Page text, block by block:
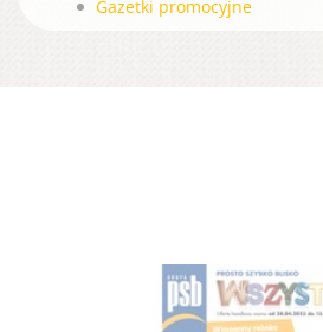
Gazetki promocyjne